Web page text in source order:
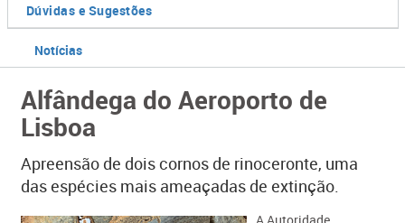
Dúvidas e Sugestões
Notícias
Alfândega do Aeroporto de
Lisboa
Apreensão de dois cornos de rinoceronte, uma
das espécies mais ameaçadas de extinção.